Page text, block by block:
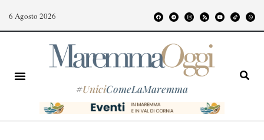
6 Agosto 2026
#UniciComeLaMaremma